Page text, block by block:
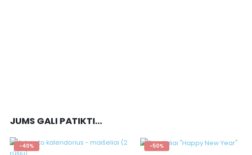
JUMS GALI PATIKTI…
-40% -50%